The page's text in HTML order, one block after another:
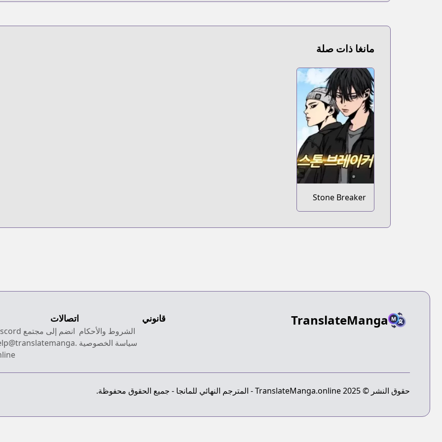
مانغا ذات صلة
Stone Breaker
TranslateManga قانوني
الشروط والأحكام
سياسة الخصوصية
اتصالات
انضم إلى مجتمع Discord
حقوق النشر © 2025 TranslateManga.online - المترجم النهائي للمانجا - جميع الحقوق محفوظة.